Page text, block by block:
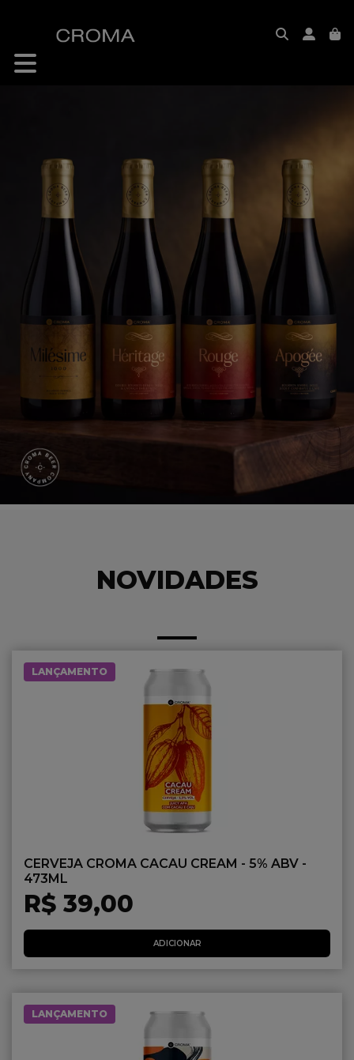
NOVIDADES
LANÇAMENTO
CERVEJA CROMA CACAU CREAM - 5% ABV -
473ML
R$ 39,00
ADICIONAR
LANÇAMENTO